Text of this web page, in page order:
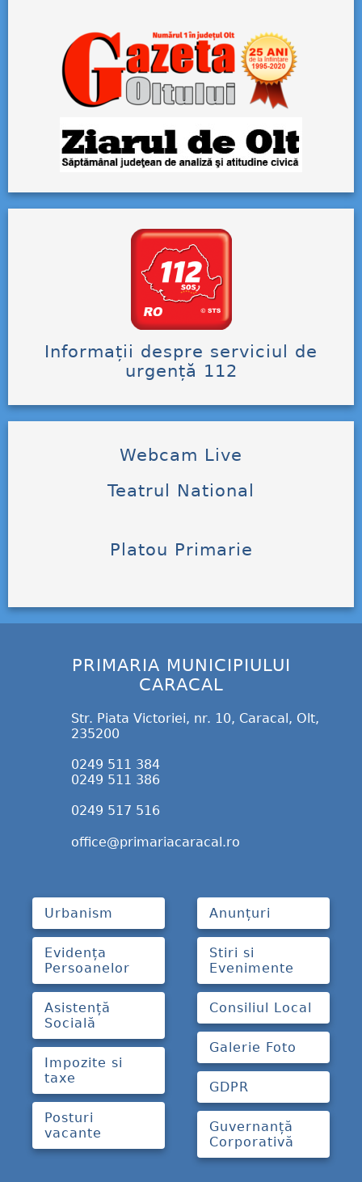
Informații despre serviciul de
urgență 112
Webcam Live
Teatrul National
Platou Primarie
PRIMARIA MUNICIPIULUI
CARACAL
Str. Piata Victoriei, nr. 10, Caracal, Olt,
235200
0249 511 384
0249 511 386
0249 517 516
office@primariacaracal.ro
Urbanism
Evidența
Persoanelor
Asistență
Socială
Impozite si
taxe
Posturi
vacante
Anunțuri
Stiri si
Evenimente
Consiliul Local
Galerie Foto
GDPR
Guvernanță
Corporativă